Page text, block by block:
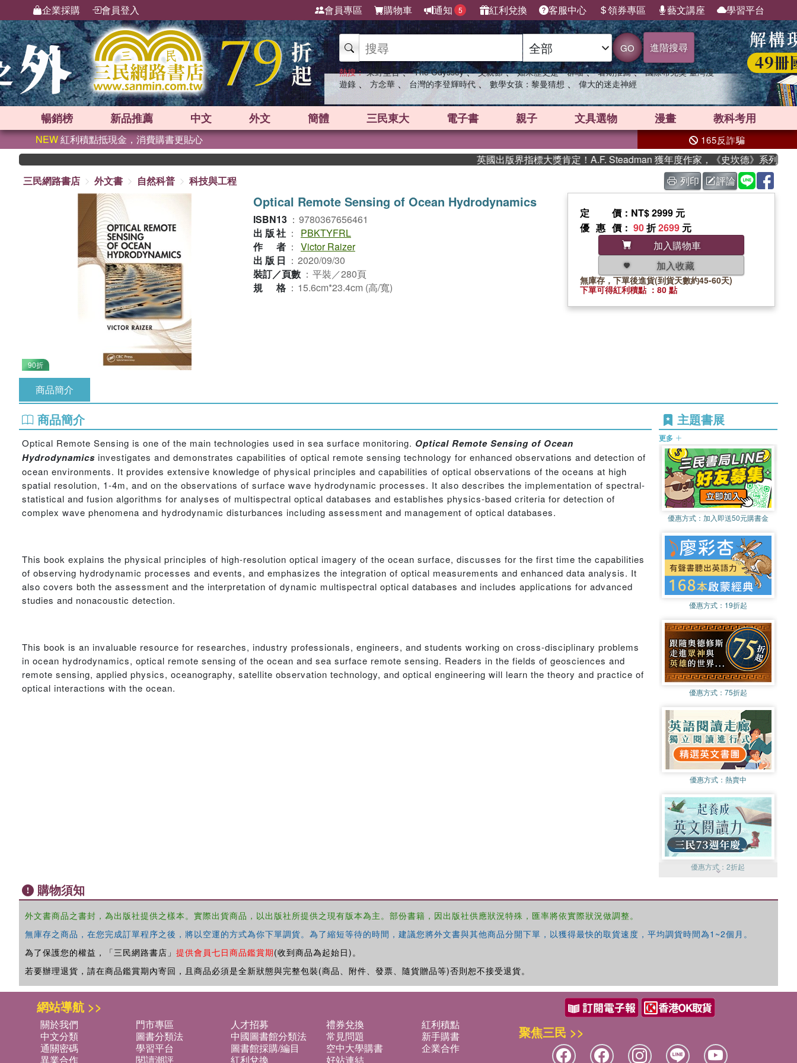
企業採購 會員登入 會員專區 購物車 通知 5 紅利兌換 客服中心 領券專區 藝文講座 學習平台
GO 進階搜尋
熱搜： 東野圭吾 、 The Odyssey 、 父親節 、 如果歷史是一群喵 、 暑期推薦 、 國際布克獎 臺灣漫
遊錄 、 方念華 、 台灣的李登輝時代 、 數學女孩：黎曼猜想 、 偉大的迷走神經
暢銷榜 新品推薦 中文 外文 簡體 三民東大 電子書 親子 文具選物 漫畫 教科考用
NEW紅利積點抵現金，消費購書更貼心 165反詐騙
英國出版界指標大獎肯定！A.F. Steadman 獲年度作家，《史坎德》系列帶你踏上
三民網路書店
外文書 自然科普 科技與工程 列印 評論
90折
Optical Remote Sensing of Ocean Hydrodynamics
ISBN13 ： 9780367656461
出版社 ：
PBKTYFRL
作者 ： Victor Raizer
出版日 ： 2020/09/30
裝訂／頁數 ： 平裝／280頁
規格 ： 15.6cm*23.4cm (高/寬)
定價 ：NT$ 2999 元
優惠價 ： 90折2699 元
加入購物車
加入收藏
無庫存，下單後進貨(到貨天數約45-60天)
下單可得紅利積點 ：80 點
商品簡介
商品簡介
Optical Remote Sensing is one of the main technologies used in sea surface monitoring. Optical Remote Sensing of Ocean
Hydrodynamics investigates and demonstrates capabilities of optical remote sensing technology for enhanced observations and detection of
ocean environments. It provides extensive knowledge of physical principles and capabilities of optical observations of the oceans at high
spatial resolution, 1-4m, and on the observations of surface wave hydrodynamic processes. It also describes the implementation of spectral-
statistical and fusion algorithms for analyses of multispectral optical databases and establishes physics-based criteria for detection of
complex wave phenomena and hydrodynamic disturbances including assessment and management of optical databases.
This book explains the physical principles of high-resolution optical imagery of the ocean surface, discusses for the first time the capabilities
of observing hydrodynamic processes and events, and emphasizes the integration of optical measurements and enhanced data analysis. It
also covers both the assessment and the interpretation of dynamic multispectral optical databases and includes applications for advanced
studies and nonacoustic detection.
This book is an invaluable resource for researches, industry professionals, engineers, and students working on cross-disciplinary problems
in ocean hydrodynamics, optical remote sensing of the ocean and sea surface remote sensing. Readers in the fields of geosciences and
remote sensing, applied physics, oceanography, satellite observation technology, and optical engineering will learn the theory and practice of
optical interactions with the ocean.
主題書展
更多
優惠方式： 加入即送50元購書金
優惠方式： 19折起
優惠方式： 75折起
優惠方式： 熱賣中
優惠方式：2折起
購物須知
外文書商品之書封，為出版社提供之樣本。實際出貨商品，以出版社所提供之現有版本為主。部份書籍，因出版社供應狀況特殊，匯率將依實際狀況做調整。
無庫存之商品，在您完成訂單程序之後，將以空運的方式為你下單調貨。為了縮短等待的時間，建議您將外文書與其他商品分開下單，以獲得最快的取貨速度，平均調貨時間為1~2個月。
為了保護您的權益，「三民網路書店」 提供會員七日商品鑑賞期(收到商品為起始日)。
若要辦理退貨，請在商品鑑賞期內寄回，且商品必須是全新狀態與完整包裝(商品、附件、發票、隨貨贈品等)否則恕不接受退貨。
網站導航 >>
關於我們 門市專區 人才招募 禮券兌換
紅利積點
中文分類
圖書分類法 中國圖書館分類法 常見問題
新手購書
通關密碼
學習平台 圖書館採購/編目 空中大學購書
企業合作
異業合作
閱讀潮評 紅利兌換 好站連結
聚焦三民 >>